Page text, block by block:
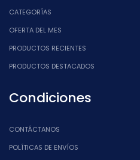
CATEGORÍAS
OFERTA DEL MES
PRODUCTOS RECIENTES
PRODUCTOS DESTACADOS
Condiciones
CONTÁCTANOS
POLÍTICAS DE ENVÍOS